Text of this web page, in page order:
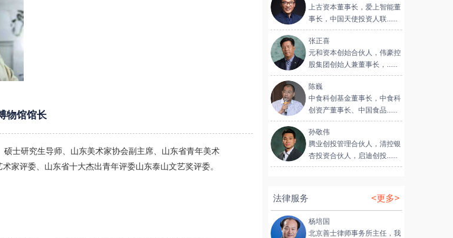
物馆馆长
士研究生导师、山东美术家协会副主席、山东省青年美术
家评委、山东省十大杰出青年评委山东泰山文艺奖评委。
上古资本董事长，爱上智能董
事长，中国天使投资人联......
张正喜
元和资本创始合伙人，伟豪控
股集团创始人兼董事长，......
陈巍
中食科创基金董事长，中食科
创资产董事长、中国食品......
孙敬伟
腾业创投管理合伙人，清控银
杏投资合伙人，启迪创投......
法律服务 <更多>
杨培国
北京善士律师事务所主任，我